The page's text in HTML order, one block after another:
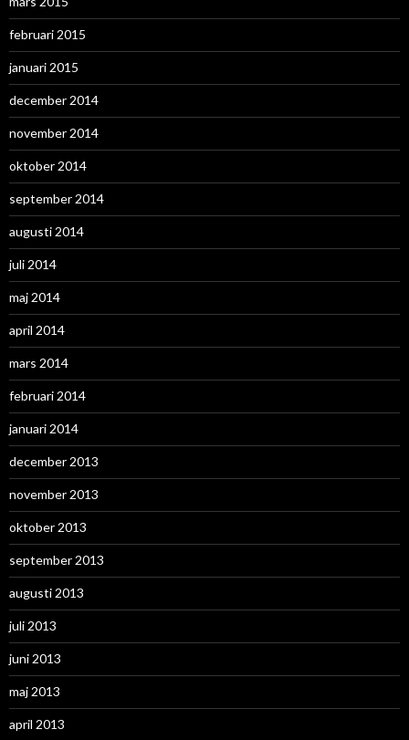
februari 2015
januari 2015
december 2014
november 2014
oktober 2014
september 2014
augusti 2014
juli 2014
maj 2014
april 2014
mars 2014
februari 2014
januari 2014
december 2013
november 2013
oktober 2013
september 2013
augusti 2013
juli 2013
juni 2013
maj 2013
april 2013